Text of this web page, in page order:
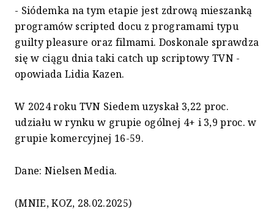
- Siódemka na tym etapie jest zdrową mieszanką
programów scripted docu z programami typu
guilty pleasure oraz filmami. Doskonale sprawdza
się w ciągu dnia taki catch up scriptowy TVN -
opowiada Lidia Kazen.
W 2024 roku TVN Siedem uzyskał 3,22 proc.
udziału w rynku w grupie ogólnej 4+ i 3,9 proc. w
grupie komercyjnej 16-59.
Dane: Nielsen Media.
(MNIE, KOZ, 28.02.2025)